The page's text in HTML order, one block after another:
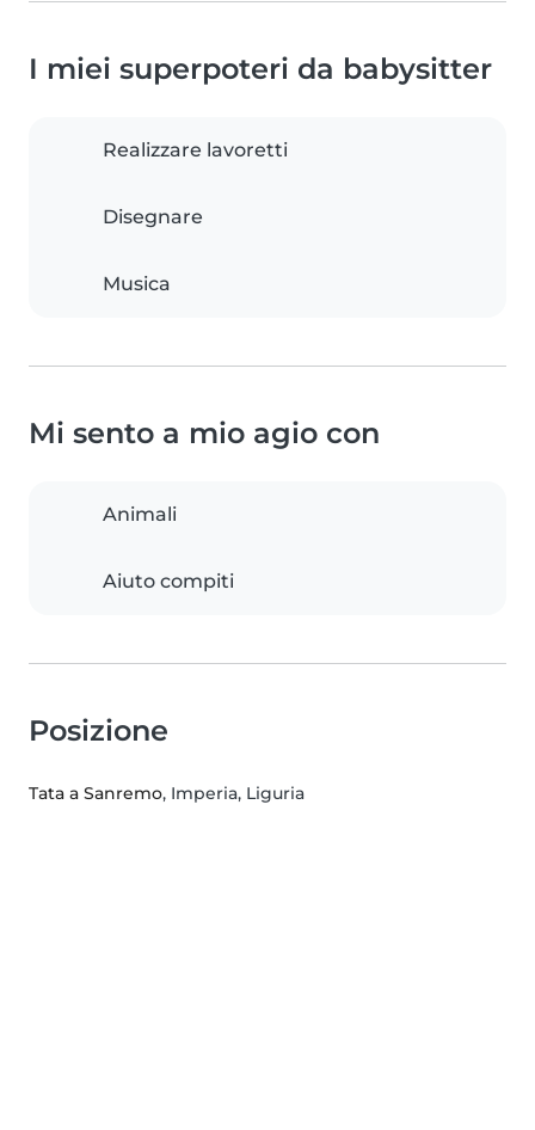
I miei superpoteri da babysitter
Realizzare lavoretti
Disegnare
Musica
Mi sento a mio agio con
Animali
Aiuto compiti
Posizione
Tata a Sanremo, Imperia, Liguria